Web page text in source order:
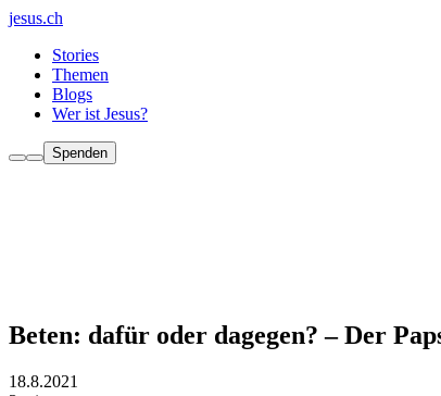
jesus.ch
Stories
Themen
Blogs
Wer ist Jesus?
Spenden
Beten: dafür oder dagegen? – Der
18.8.2021